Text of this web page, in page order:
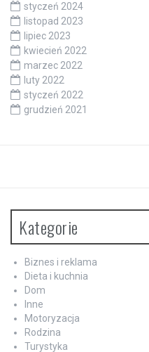
styczeń 2024
listopad 2023
lipiec 2023
kwiecień 2022
marzec 2022
luty 2022
styczeń 2022
grudzień 2021
Kategorie
Biznes i reklama
Dieta i kuchnia
Dom
Inne
Motoryzacja
Rodzina
Turystyka